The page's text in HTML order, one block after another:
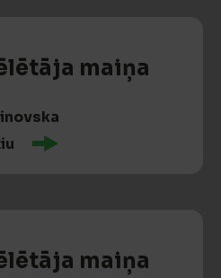
maiņa
maiņa